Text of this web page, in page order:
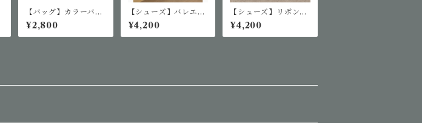
【バッグ】カラーバリ
エーションジェリーバ
ッグ
¥2,800
【シューズ】バレエコ
アデザインパンプス
¥4,200
【シューズ】リボンレ
ースデザインサンダル
¥4,200